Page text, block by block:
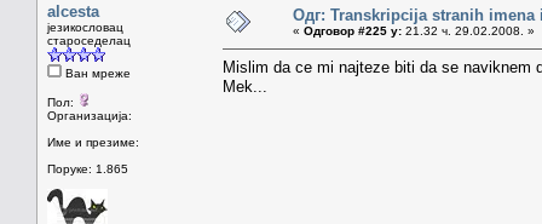
alcesta
језикословац
староседелац
Ван мреже
Пол:
Организација:
Име и презиме:
Поруке: 1.865
Одг: Transkripcija stranih imena
« Одговор #225 у: 21.32 ч. 29.02.2008. »
Mislim da ce mi najteze biti da se naviknem
Mek...